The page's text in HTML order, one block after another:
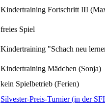
Kindertraining Fortschritt III
freies Spiel
Kindertraining "Schach neu
Kindertraining Mädchen (Sonja)
kein Spielbetrieb (Ferien)
Silvester-Preis-Turnier (in der